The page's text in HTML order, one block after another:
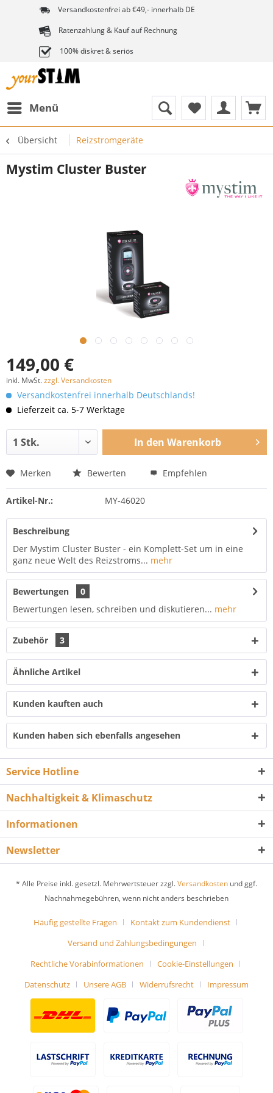
Versandkostenfrei ab €49,- innerhalb DE
Ratenzahlung & Kauf auf Rechnung
100% diskret & seriös
Menü
Übersicht Reizstromgeräte
Mystim Cluster Buster
149,00 €
inkl. MwSt.zzgl. Versandkosten
Versandkostenfrei innerhalb Deutschlands!
Lieferzeit ca. 5-7 Werktage
In den Warenkorb
Merken Bewerten Empfehlen
Artikel-Nr.: MY-46020
Beschreibung
Der Mystim Cluster Buster - ein Komplett-Set um in eine
ganz neue Welt des Reizstroms... mehr
Bewertungen
0
Bewertungen lesen, schreiben und diskutieren... mehr
Zubehör 3
Ähnliche Artikel
Kunden kauften auch
Kunden haben sich ebenfalls angesehen
Service Hotline
Nachhaltigkeit & Klimaschutz
Informationen
Newsletter
* Alle Preise inkl. gesetzl. Mehrwertsteuer zzgl.Versandkosten und ggf.
Nachnahmegebühren, wenn nicht anders beschrieben
Häufig gestellte Fragen
Kontakt zum Kundendienst
Versand und Zahlungsbedingungen
Rechtliche Vorabinformationen
Cookie-Einstellungen
Datenschutz
Unsere AGB Widerrufsrecht Impressum